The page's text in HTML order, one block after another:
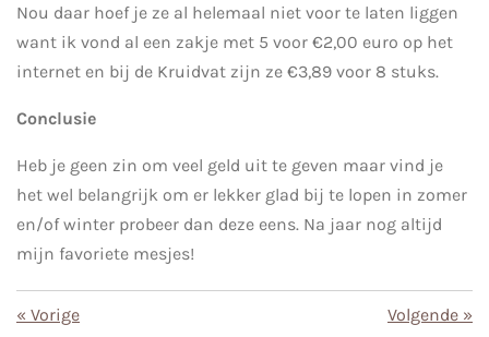
Nou daar hoef je ze al helemaal niet voor te laten liggen
want ik vond al een zakje met 5 voor €2,00 euro op het
internet en bij de Kruidvat zijn ze €3,89 voor 8 stuks.
Conclusie
Heb je geen zin om veel geld uit te geven maar vind je
het wel belangrijk om er lekker glad bij te lopen in zomer
en/of winter probeer dan deze eens. Na jaar nog altijd
mijn favoriete mesjes!
« Vorige Volgende »